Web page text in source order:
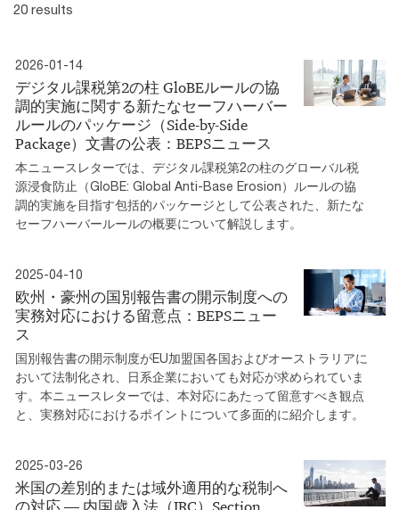
20 results
2026-01-14
デジタル課税第2の柱 GloBEルールの協
調的実施に関する新たなセーフハーバー
ルールのパッケージ（Side-by-Side
Package）文書の公表：BEPSニュース
本ニュースレターでは、デジタル課税第2の柱のグローバル税
源浸食防止（GloBE: Global Anti-Base Erosion）ルールの協
調的実施を目指す包括的パッケージとして公表された、新たな
セーフハーバールールの概要について解説します。
2025-04-10
欧州・豪州の国別報告書の開示制度への
実務対応における留意点：BEPSニュー
ス
国別報告書の開示制度がEU加盟国各国およびオーストラリアに
おいて法制化され、日系企業においても対応が求められていま
す。本ニュースレターでは、本対応にあたって留意すべき観点
と、実務対応におけるポイントについて多面的に紹介します。
2025-03-26
米国の差別的または域外適用的な税制へ